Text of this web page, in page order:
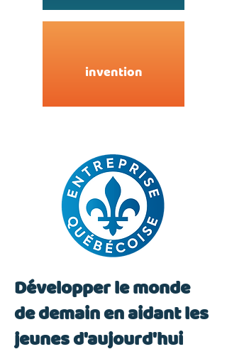
+9
invention
Développer le monde
de demain en aidant les
jeunes d'aujourd'hui